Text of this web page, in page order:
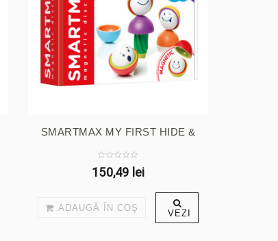
SMARTMAX MY FIRST HIDE &
150,49 lei
ADAUGĂ ÎN COŞ VEZI